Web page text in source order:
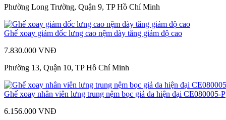
Phường Long Trường, Quận 9, TP Hồ Chí Minh
Ghế xoay giám đốc lưng cao nệm dày tăng giảm độ cao
7.830.000 VNĐ
Phường 13, Quận 10, TP Hồ Chí Minh
Ghế xoay nhân viên lưng trung nệm bọc giả da hiện đại CE080005-P
6.156.000 VNĐ